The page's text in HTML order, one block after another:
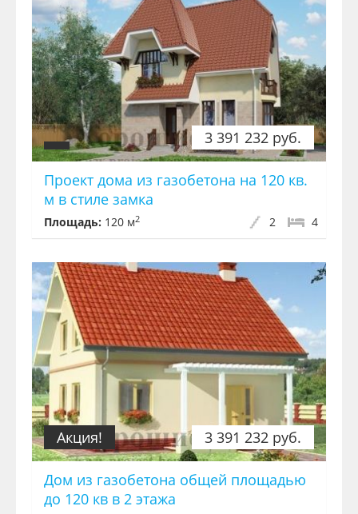
3 391 232 руб.
Проект дома из газобетона на 120 кв.
м в стиле замка
Площадь: 120 м2 4
2
3 391 232 руб.
Акция!
Дом из газобетона общей площадью
до 120 кв в 2 этажа